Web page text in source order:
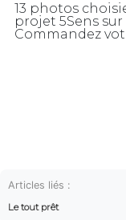
13 photos
projet 5Sens
Commandez
Articles liés :
Le tout prêt